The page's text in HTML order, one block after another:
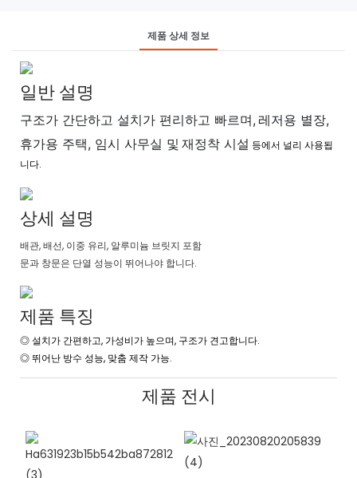
제품 상세 정보
일반 설명
구조가 간단하고 설치가 편리하고 빠르며, 레저용 별장,
휴가용 주택, 임시 사무실 및 재정착 시설 등에서 널리 사용됩
니다.
상세 설명
배관, 배선, 이중 유리, 알루미늄 브릿지 포함
문과 창문은 단열 성능이 뛰어나야 합니다.
제품 특징
◎ 설치가 간편하고, 가성비가 높으며, 구조가 견고합니다.
◎뛰어난 방수 성능, 맞춤 제작 가능.
제품 전시